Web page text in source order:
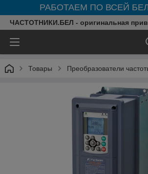
РАБОТАЕМ ПО ВСЕЙ
ЧАСТОТНИКИ.БЕЛ - оригинальная
Товары Преобразователи